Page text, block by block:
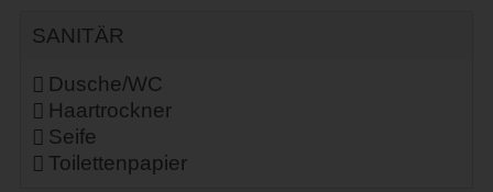
SANITÄR
Dusche/WC
Haartrockner
Seife
Toilettenpapier